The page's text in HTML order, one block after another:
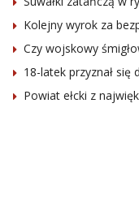
Kolejny wyrok za
Czy wojskowy
18-latek przyznał się
Powiat ełcki z